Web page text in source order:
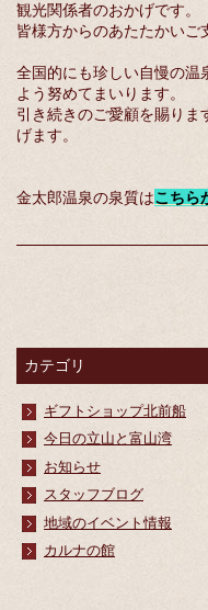
観光関係者のおかげです。
皆様方からのあたたかいご
全国的にも珍しい自慢の温
よう努めてまいります。
引き続きのご愛顧を賜りま
げます。
金太郎温泉の泉質はこちら
カテゴリ
ギフトショップ北前船
今日の立山と富山湾
お知らせ
スタッフブログ
地域のイベント情報
カルナの館